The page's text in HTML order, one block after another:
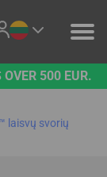
OVER 500 EUR.
laisvų svorių